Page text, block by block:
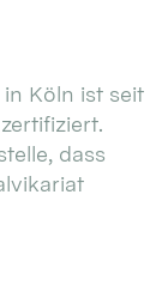
Köln ist seit
dass